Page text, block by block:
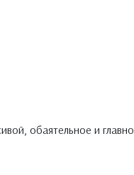
обаятельное и главно